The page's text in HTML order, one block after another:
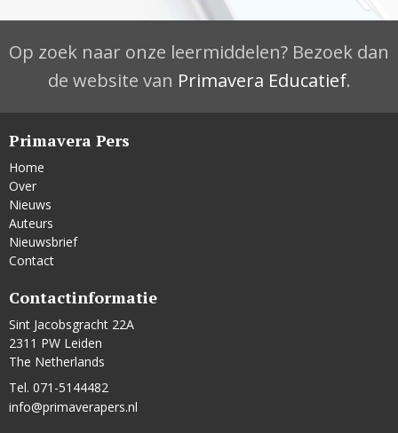
Op zoek naar onze leermiddelen? Bezoek dan
de website van Primavera Educatief.
Primavera Pers
Home
Over
Nieuws
Auteurs
Nieuwsbrief
Contact
Contactinformatie
Sint Jacobsgracht 22A
2311 PW Leiden
The Netherlands
Tel. 071-5144482
info@primaverapers.nl